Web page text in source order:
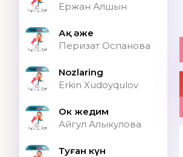
Ержан Алшын
Ақ әже
Перизат Оспанова
Nozlaring
Erkin Xudoyqulov
Ок жедим
Айгул Алыкулова
Туған күн